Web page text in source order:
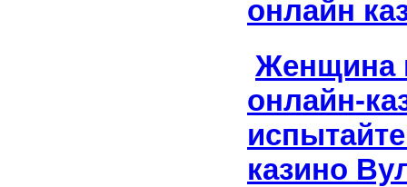
онлайн
Женщина
онлайн-
казино